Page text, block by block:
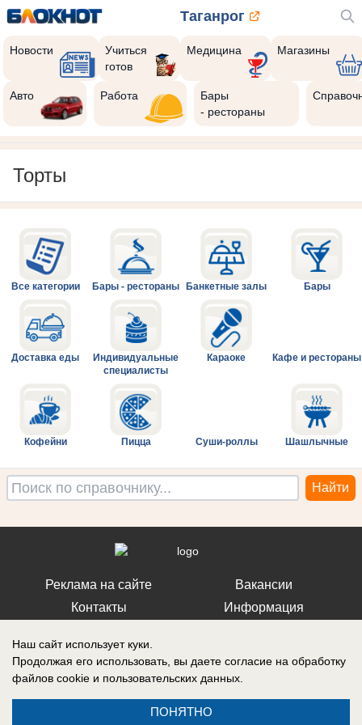
Таганрог
Новости
Учиться
готов
Медицина Магазины
Авто Работа
Бары
- рестораны
Торты
Все категории Бары - рестораны Банкетные залы Бары
Доставка еды
Индивидуальные
специалисты
Караоке Кафе и рестораны
Кофейни Пицца Суши-роллы Шашлычные
Реклама на сайте
Контакты
Вакансии
Информация
службой по надзору в сфере связи, информационных технологий и
массовых коммуникаций (Роскомнадзор) 17 августа 2018 г.
Наш сайт использует куки.
Продолжая его использовать, вы даете согласие на обработку
файлов cookie и пользовательских данных.
ПОНЯТНО